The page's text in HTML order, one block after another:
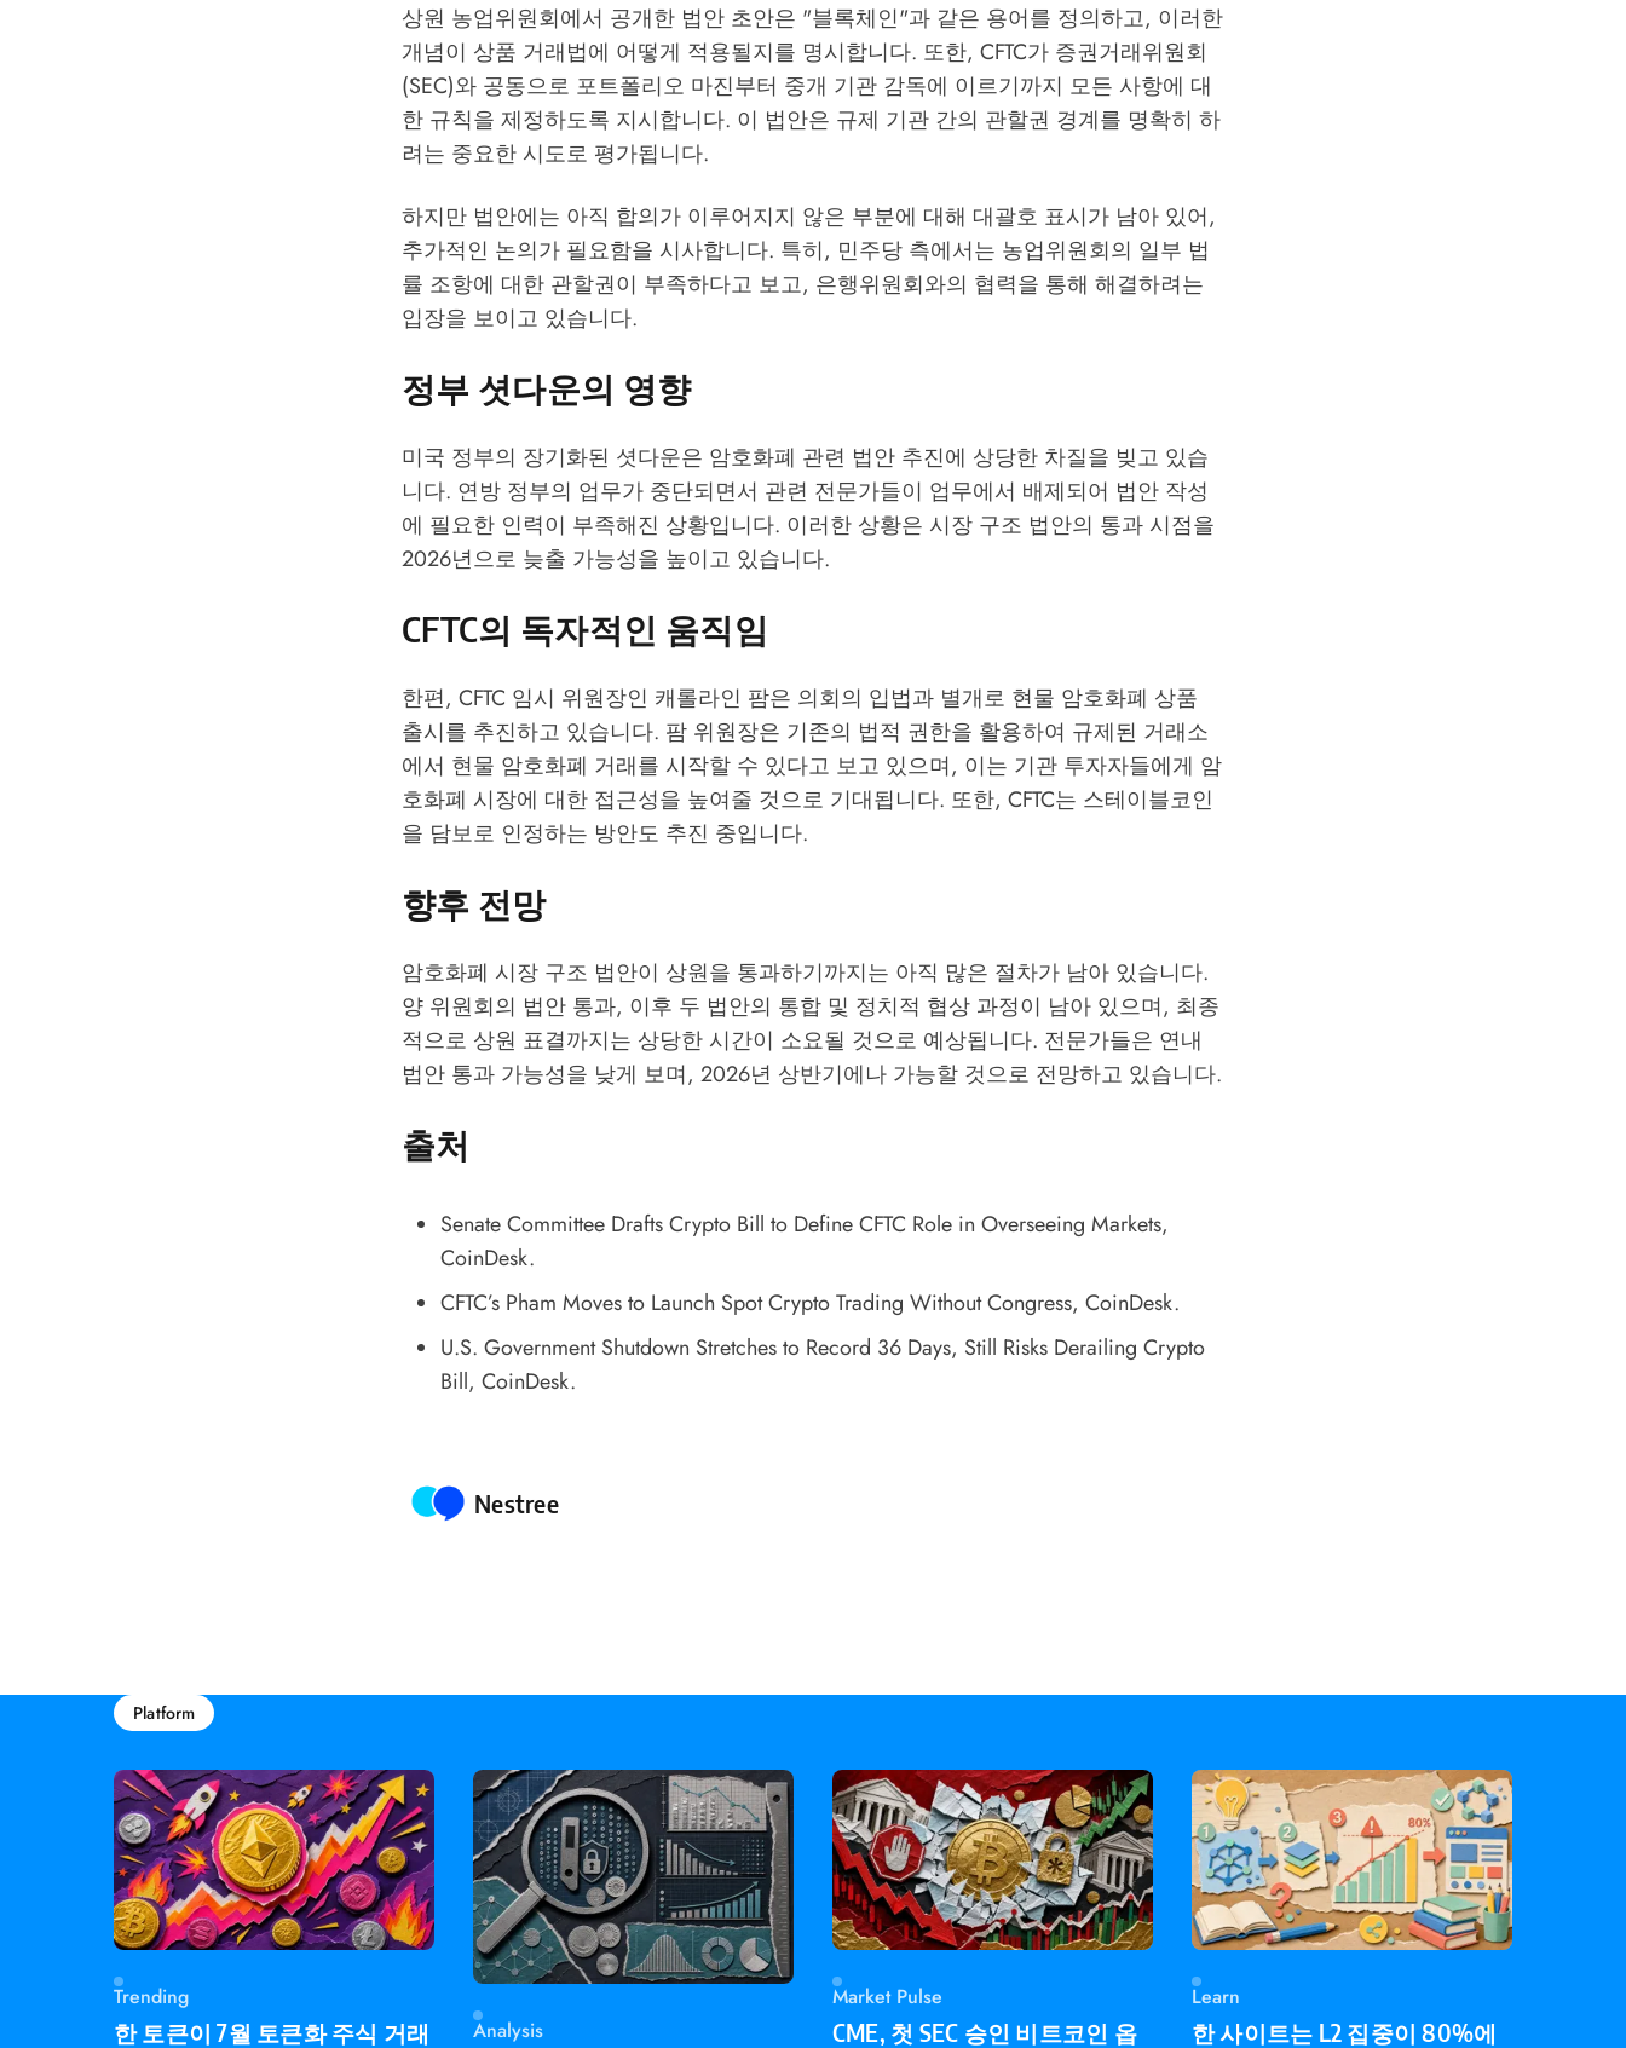
상원 농업위원회에서 공개한 법안 초안은 "블록체인"과 같은 용어를 정의하고, 이러한
개념이 상품 거래법에 어떻게 적용될지를 명시합니다. 또한, CFTC가 증권거래위원회
(SEC)와 공동으로 포트폴리오 마진부터 중개 기관 감독에 이르기까지 모든 사항에 대
한 규칙을 제정하도록 지시합니다. 이 법안은 규제 기관 간의 관할권 경계를 명확히 하
려는 중요한 시도로 평가됩니다.
하지만 법안에는 아직 합의가 이루어지지 않은 부분에 대해 대괄호 표시가 남아 있어,
추가적인 논의가 필요함을 시사합니다. 특히, 민주당 측에서는 농업위원회의 일부 법
률 조항에 대한 관할권이 부족하다고 보고, 은행위원회와의 협력을 통해 해결하려는
입장을 보이고 있습니다.
정부 셧다운의 영향
미국 정부의 장기화된 셧다운은 암호화폐 관련 법안 추진에 상당한 차질을 빚고 있습
니다. 연방 정부의 업무가 중단되면서 관련 전문가들이 업무에서 배제되어 법안 작성
에 필요한 인력이 부족해진 상황입니다. 이러한 상황은 시장 구조 법안의 통과 시점을
2026년으로 늦출 가능성을 높이고 있습니다.
CFTC의 독자적인 움직임
한편, CFTC 임시 위원장인 캐롤라인 팜은 의회의 입법과 별개로 현물 암호화폐 상품
출시를 추진하고 있습니다. 팜 위원장은 기존의 법적 권한을 활용하여 규제된 거래소
에서 현물 암호화폐 거래를 시작할 수 있다고 보고 있으며, 이는 기관 투자자들에게 암
호화폐 시장에 대한 접근성을 높여줄 것으로 기대됩니다. 또한, CFTC는 스테이블코인
을 담보로 인정하는 방안도 추진 중입니다.
향후 전망
암호화폐 시장 구조 법안이 상원을 통과하기까지는 아직 많은 절차가 남아 있습니다.
양 위원회의 법안 통과, 이후 두 법안의 통합 및 정치적 협상 과정이 남아 있으며, 최종
적으로 상원 표결까지는 상당한 시간이 소요될 것으로 예상됩니다. 전문가들은 연내
법안 통과 가능성을 낮게 보며, 2026년 상반기에나 가능할 것으로 전망하고 있습니다.
출처
Senate Committee Drafts Crypto Bill to Define CFTC Role in Overseeing Markets,
CoinDesk.
CFTC’s Pham Moves to Launch Spot Crypto Trading Without Congress, CoinDesk.
U.S. Government Shutdown Stretches to Record 36 Days, Still Risks Derailing Crypto
Bill, CoinDesk.
Posted by
Nestree
Platform
Trending
한 토큰이 7월 토큰화 주식 거래 Analysis
Market Pulse
CME, 첫 SEC 승인 비트코인 옵
Learn
한 사이트는 L2 집중이 80%에